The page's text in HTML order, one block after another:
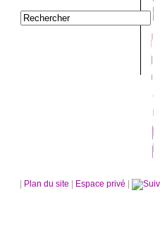
Plan du site Espace privé